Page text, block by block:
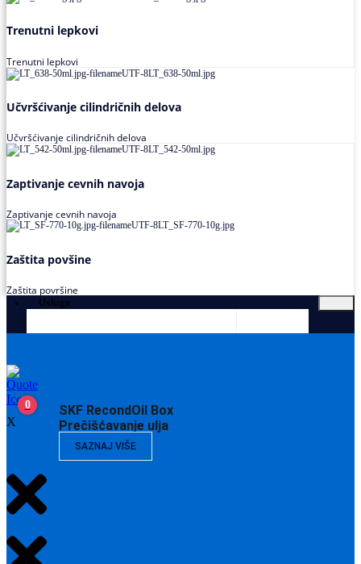
Trenutni lepkovi
Trenutni lepkovi
Učvršćivanje cilindričnih delova
Učvršćivanje cilindričnih delova
Zaptivanje cevnih navoja
Zaptivanje cevnih navoja
Zaštita povšine
Zaštita površine
Usluge
SKF RecondOil Box
Prečišćavanje ulja
SAZNAJ VIŠE
0
X